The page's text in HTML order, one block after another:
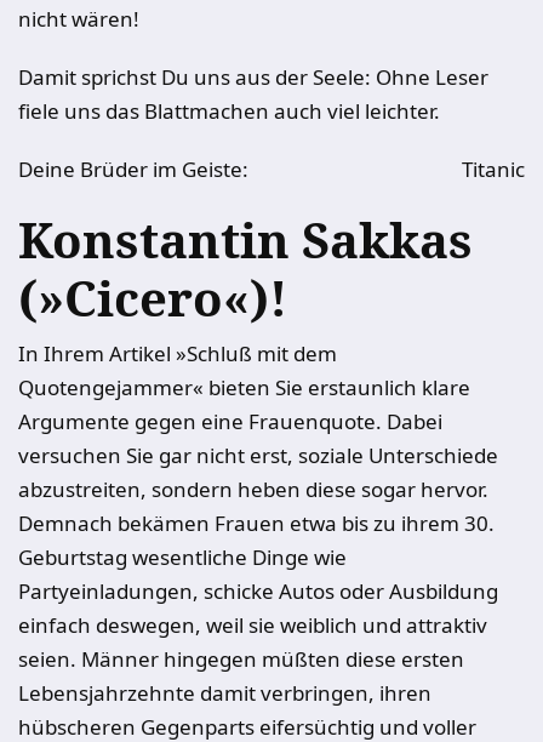
nicht wären!
Damit sprichst Du uns aus der Seele: Ohne Leser
fiele uns das Blattmachen auch viel leichter.
Deine Brüder im Geiste: Titanic
Konstantin Sakkas
(»Cicero«)!
In Ihrem Artikel »Schluß mit dem
Quotengejammer« bieten Sie erstaunlich klare
Argumente gegen eine Frauenquote. Dabei
versuchen Sie gar nicht erst, soziale Unterschiede
abzustreiten, sondern heben diese sogar hervor.
Demnach bekämen Frauen etwa bis zu ihrem 30.
Geburtstag wesentliche Dinge wie
Partyeinladungen, schicke Autos oder Ausbildung
einfach deswegen, weil sie weiblich und attraktiv
seien. Männer hingegen müßten diese ersten
Lebensjahrzehnte damit verbringen, ihren
hübscheren Gegenparts eifersüchtig und voller